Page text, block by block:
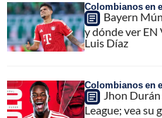
Colombianos en
Bayern
y dónde ver
Luis Díaz
Colombianos en
Jhon
League; vea su